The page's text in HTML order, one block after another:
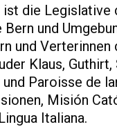
ist die
und
und
Klaus,
Paroisse de
Misión
Italiana.